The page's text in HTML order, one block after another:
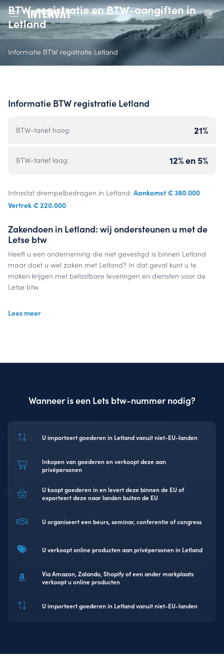
BTW-registratie en BTW-aangiften in
Letland
Informatie BTW registratie Letland
Informatie BTW registratie Letland
BTW-tarief hoog: 21%
BTW-tarief laag: 12% en 5%
Intrastat drempelbedragen in Letland: Aankomst € 380.000
Vertrek € 220.000
Zakendoen in Letland: wij ondersteunen u met de
Letse btw
Heeft u een onderneming die niet gevestigd is binnen Letland
maar doet u wel zaken met Letland? In dat geval kunt u te
maken krijgen met belastbare leveringen en diensten voor de
Letse btw.
Voor de btw in Letland heeft een btw-registratie nodig, die
Onze btw-specialisten bij InterVAT kennen de wegen en de
maar op uw business, terwijl wij uw Letse btw-aangifte(n)
Laten we samenwerken
Lees meer
Wanneer is een Lets btw-nummer nodig?
U importeert goederen in Letland vanuit niet-EU-landen
Inkopen van goederen en verkoopt deze aan
privépersonen
U koopt goederen in en levert deze binnen de EU of
exporteert deze naar landen buiten de EU
U organiseert een beurs, seminar, conferentie of congress
U verkoopt online producten aan privépersonen in Letland
Via Amazon, Zalando, Shopify of een ander markplaats
verkoopt u online producten
U importeert goederen in Letland vanuit niet-EU-landen